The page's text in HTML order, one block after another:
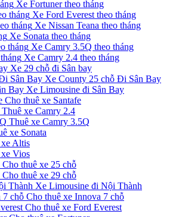
Xe Fortuner theo tháng
Xe Ford Everest theo tháng
Xe Nissan Teana theo tháng
Xe Sonata theo tháng
Xe Camry 3.5Q theo tháng
Xe Camry 2.4 theo tháng
Xe 29 chỗ đi Sân bay
Xe County 25 chỗ Đi Sân Bay
Xe Limousine đi Sân Bay
Cho thuê xe Santafe
Thuê xe Camry 2.4
Thuê xe Camry 3.5Q
xe Sonata
Altis
Vios
Cho thuê xe 25 chỗ
Cho thuê xe 29 chỗ
Xe Limousine đi Nội Thành
Cho thuê xe Innova 7 chỗ
Cho thuê xe Ford Everest